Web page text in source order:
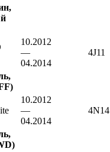
10.2012
—
04.2014
4J11
10.2012
—
04.2014
4N14